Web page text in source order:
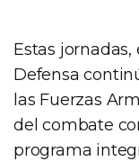
Estas
Defensa
las Fuerzas
del combate
programa